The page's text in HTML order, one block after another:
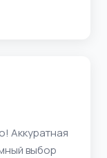
Аккуратная
выбор